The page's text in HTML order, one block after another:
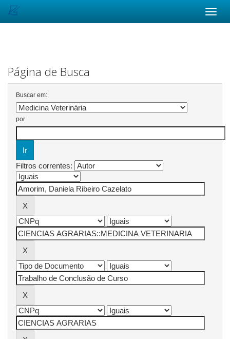
Página de Busca
Buscar em:
por
Filtros correntes: